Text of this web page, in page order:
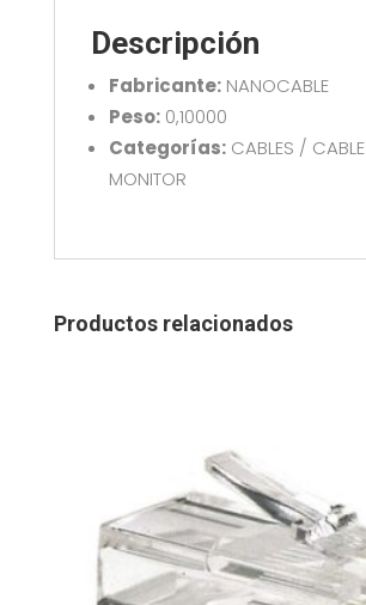
cantidad
Descripción
Fabricante:NANOCABLE
Peso:0,10000
Categorías:CABLES / CABLE
MONITOR
Productos relacionados